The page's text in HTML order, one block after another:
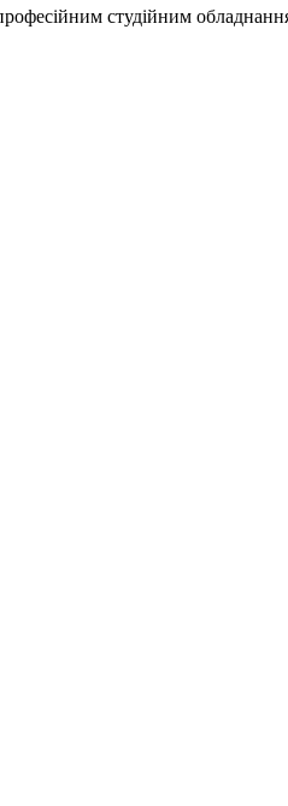
студійним